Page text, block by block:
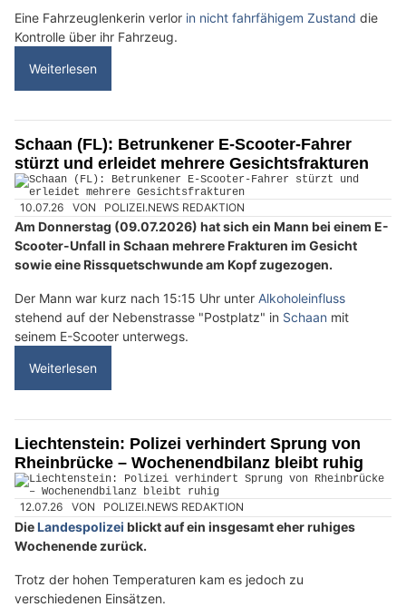
Eine Fahrzeuglenkerin verlor in nicht fahrfähigem Zustand die
Kontrolle über ihr Fahrzeug.
Weiterlesen
Schaan (FL): Betrunkener E-Scooter-Fahrer
stürzt und erleidet mehrere Gesichtsfrakturen
10.07.26 VON POLIZEI.NEWS REDAKTION
Am Donnerstag (09.07.2026) hat sich ein Mann bei einem E-
Scooter-Unfall in Schaan mehrere Frakturen im Gesicht
sowie eine Rissquetschwunde am Kopf zugezogen.
Der Mann war kurz nach 15:15 Uhr unter Alkoholeinfluss
stehend auf der Nebenstrasse "Postplatz" in Schaan mit
seinem E-Scooter unterwegs.
Weiterlesen
Liechtenstein: Polizei verhindert Sprung von
Rheinbrücke – Wochenendbilanz bleibt ruhig
12.07.26 VON POLIZEI.NEWS REDAKTION
DieLandespolizei blickt auf ein insgesamt eher ruhiges
Wochenende zurück.
Trotz der hohen Temperaturen kam es jedoch zu
verschiedenen Einsätzen.